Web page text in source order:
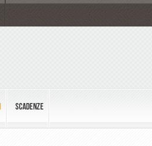
SCADENZE